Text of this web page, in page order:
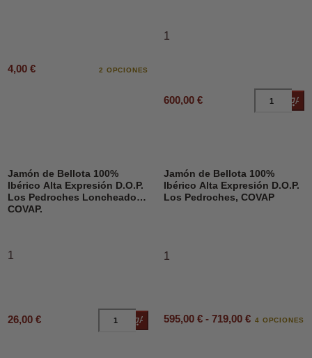
4,00 € 2 OPCIONES
1
600,00 €
Jamón de Bellota 100%
Ibérico Alta Expresión D.O.P.
Los Pedroches Loncheado,
COVAP.
1
26,00 € Añadir al carrito
Jamón de Bellota 100%
Ibérico Alta Expresión D.O.P.
Los Pedroches, COVAP
1
595,00 € - 719,00 € 4 OPCIONES